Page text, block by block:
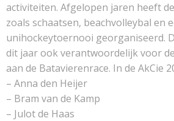
activiteiten. Afgelopen jaren heeft
zoals schaatsen, beachvolleybal en
unihockeytoernooi georganiseerd.
dit jaar ook verantwoordelijk voor
aan de Batavierenrace. In de AkCie
– Anna den Heijer
– Bram van de Kamp
– Julot de Haas